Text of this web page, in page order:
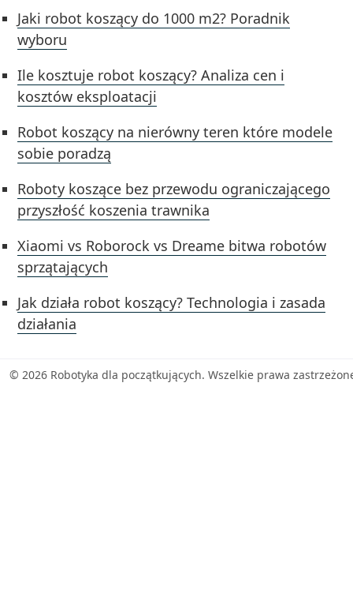
Jaki robot koszący do 1000 m2? Poradnik
wyboru
Ile kosztuje robot koszący? Analiza cen i
kosztów eksploatacji
Robot koszący na nierówny teren które modele
sobie poradzą
Roboty koszące bez przewodu ograniczającego
przyszłość koszenia trawnika
Xiaomi vs Roborock vs Dreame bitwa robotów
sprzątających
Jak działa robot koszący? Technologia i zasada
działania
© 2026 Robotyka dla początkujących. Wszelkie prawa